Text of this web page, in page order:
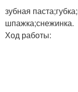
зубная
шпажка;снежинка.
Ход работы: